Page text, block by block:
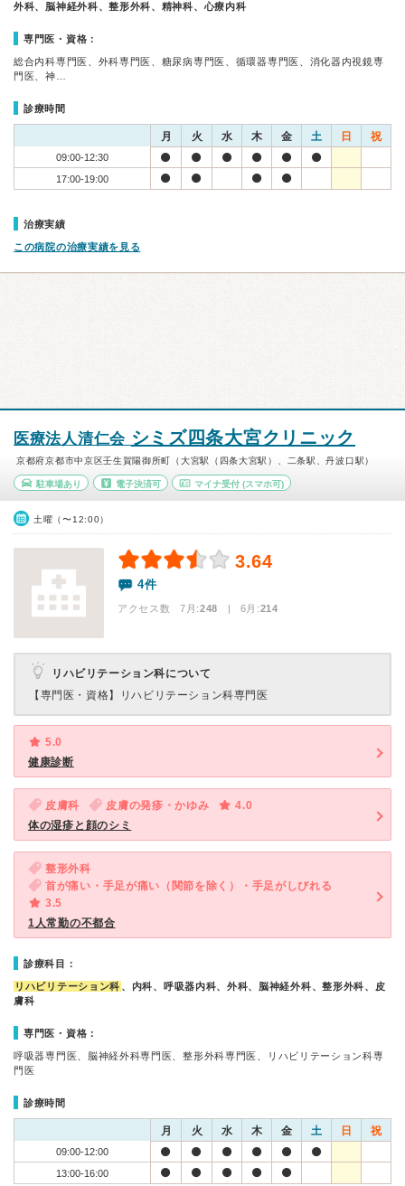
外科、脳神経外科、整形外科、精神科、心療内科
専門医・資格：
総合内科専門医、外科専門医、糖尿病専門医、循環器専門医、消化器内視鏡専
門医、神…
診療時間
月 火 水 木 金 土 日 祝
09:00-12:30
17:00-19:00
治療実績
この病院の治療実績を見る
医療法人清仁会 シミズ四条大宮クリニック
京都府京都市中京区壬生賀陽御所町（大宮駅（四条大宮駅）、二条駅、丹波口駅）
駐車場あり 電子決済可 マイナ受付 (スマホ可)
土曜（〜12:00）
3.64
4件
アクセス数 7月:248 | 6月:214
リハビリテーション科について
【専門医・資格】
リハビリテーション科専門医
5.0
健康診断
皮膚科 皮膚の発疹・かゆみ
4.0
体の湿疹と顔のシミ
整形外科
首が痛い・手足が痛い（関節を除く）・手足がしびれる
3.5
1人常勤の不都合
診療科目：
リハビリテーション科 、内科、呼吸器内科、外科、脳神経外科、整形外科、皮
膚科
専門医・資格：
呼吸器専門医、脳神経外科専門医、整形外科専門医、リハビリテーション科専
門医
診療時間
月 火 水 木 金 土 日 祝
09:00-12:00
13:00-16:00